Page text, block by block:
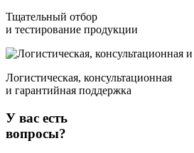
Тщательный отбор
и тестирование продукции
Логистическая, консультационная
и гарантийная поддержка
У вас есть
вопросы?